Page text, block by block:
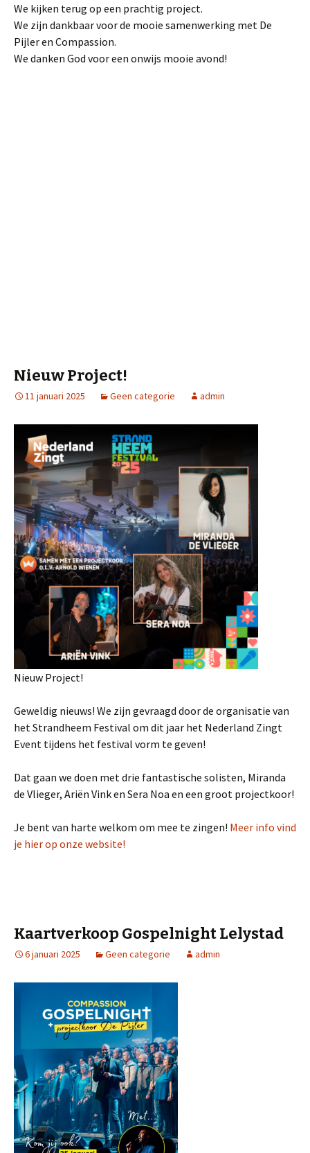
We kijken terug op een prachtig project.
We zijn dankbaar voor de mooie samenwerking met De
Pijler en Compassion.
We danken God voor een onwijs mooie avond!
Nieuw Project!
11 januari 2025 Geen categorie admin
Nieuw Project!
Geweldig nieuws! We zijn gevraagd door de organisatie van
het Strandheem Festival om dit jaar het Nederland Zingt
Event tijdens het festival vorm te geven!
Dat gaan we doen met drie fantastische solisten, Miranda
de Vlieger, Ariën Vink en Sera Noa en een groot projectkoor!
Je bent van harte welkom om mee te zingen! Meer info vind
je hier op onze website!
Kaartverkoop Gospelnight Lelystad
6 januari 2025 Geen categorie admin